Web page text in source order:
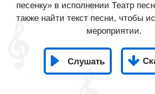
песенку» в исполнении Театр
также найти текст песни, чтобы
мероприятии.
Слушать